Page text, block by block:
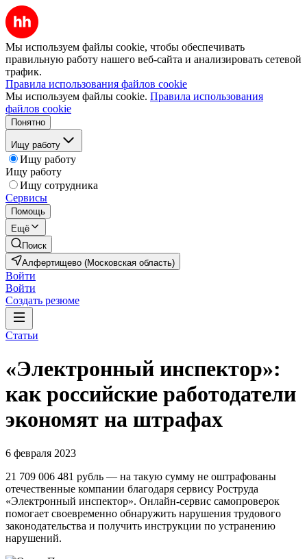
Мы используем файлы cookie, чтобы обеспечивать
правильную работу нашего веб-сайта и анализировать сетевой
трафик.
Правила использования файлов cookie
Мы используем файлы cookie. Правила использования
файлов cookie
Понятно
Ищу работу
Ищу работу
Ищу работу
Ищу сотрудника
Сервисы
Помощь
Ещё
Поиск
Алфертищево (Московская область)
Войти
Войти
Создать резюме
Статьи
«Электронный инспектор»:
как российские работодатели
экономят на штрафах
6 февраля 2023
21 709 006 481 рубль — на такую сумму не оштрафованы
отечественные компании благодаря сервису Роструда
«Электронный инспектор». Онлайн-сервис самопроверок
помогает своевременно обнаружить нарушения трудового
законодательства и получить инструкции по устранению
нарушений.